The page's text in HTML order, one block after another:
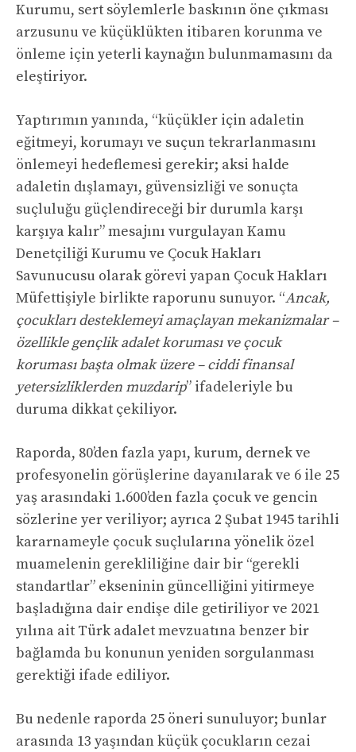
Kurumu, sert söylemlerle baskının öne çıkması
arzusunu ve küçüklükten itibaren korunma ve
önleme için yeterli kaynağın bulunmamasını da
eleştiriyor.
Yaptırımın yanında, “küçükler için adaletin
eğitmeyi, korumayı ve suçun tekrarlanmasını
önlemeyi hedeflemesi gerekir; aksi halde
adaletin dışlamayı, güvensizliği ve sonuçta
suçluluğu güçlendireceği bir durumla karşı
karşıya kalır” mesajını vurgulayan Kamu
Denetçiliği Kurumu ve Çocuk Hakları
Savunucusu olarak görevi yapan Çocuk Hakları
Müfettişiyle birlikte raporunu sunuyor. “Ancak,
çocukları desteklemeyi amaçlayan mekanizmalar –
özellikle gençlik adalet koruması ve çocuk
koruması başta olmak üzere – ciddi finansal
yetersizliklerden muzdarip” ifadeleriyle bu
duruma dikkat çekiliyor.
Raporda, 80’den fazla yapı, kurum, dernek ve
profesyonelin görüşlerine dayanılarak ve 6 ile 25
yaş arasındaki 1.600’den fazla çocuk ve gencin
sözlerine yer veriliyor; ayrıca 2 Şubat 1945 tarihli
kararnameyle çocuk suçlularına yönelik özel
muamelenin gerekliliğine dair bir “gerekli
standartlar” ekseninin güncelliğini yitirmeye
başladığına dair endişe dile getiriliyor ve 2021
yılına ait Türk adalet mevzuatına benzer bir
bağlamda bu konunun yeniden sorgulanması
gerektiği ifade ediliyor.
Bu nedenle raporda 25 öneri sunuluyor; bunlar
arasında 13 yaşından küçük çocukların cezai